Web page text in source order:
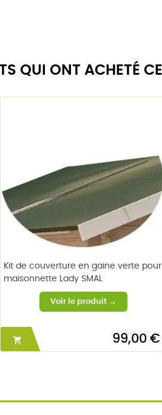
QUI ONT ACHETÉ
Kit de couverture en gaine verte pour
maisonnette Lady SMAL
 99,00 €